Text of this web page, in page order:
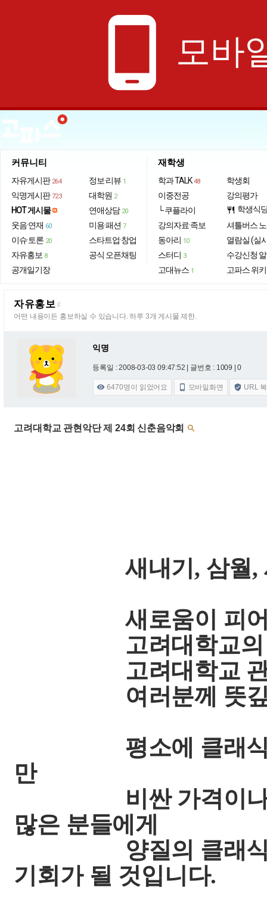
phone_android 모바
커뮤니티
자유게시판 264
익명게시판 723
HOT 게시물
웃음·연재 60
이슈·토론 20
자유홍보 8
공개일기장
정보·리뷰 1
대학원 2
연애상담 20
미용·패션 7
스타트업·창업
공식 오픈채팅
재학생
학과 TALK 48
이중전공
└ 쿠플라이
강의자료·족보
동아리 10
스터디 3
고대뉴스 1
학생회
강의평가
restaurant 학생식
셔틀버스
열람실 (실
수강신청
고파스 위키
자유홍보 F
어떤 내용이든 홍보하실 수 있습니다. 하루 3개 게시물 제한.
익명
등록일 : 2008-03-03 09:47:52 | 글번호 : 1009 | 0
 6470명이 읽었어요  모바일화면  URL
고려대학교 관현악단 제 24회 신춘음악회 
새내기, 삼월,
새로움이 피어나
고려대학교의 대
고려대학교 관
여러분께 뜻깊은
평소에 클래식 공
만
비싼 가격이나 시
많은 분들에게
양질의 클래식 연
기회가 될 것입니다.